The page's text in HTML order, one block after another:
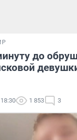
до
1 853 3